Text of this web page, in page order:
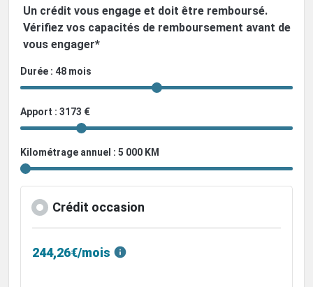
Un crédit vous engage et doit être remboursé.
Vérifiez vos capacités de remboursement avant de
vous engager*
Durée : 48 mois
Apport : 3173 €
Kilométrage annuel : 5 000 KM
Crédit occasion
244,26€/mois